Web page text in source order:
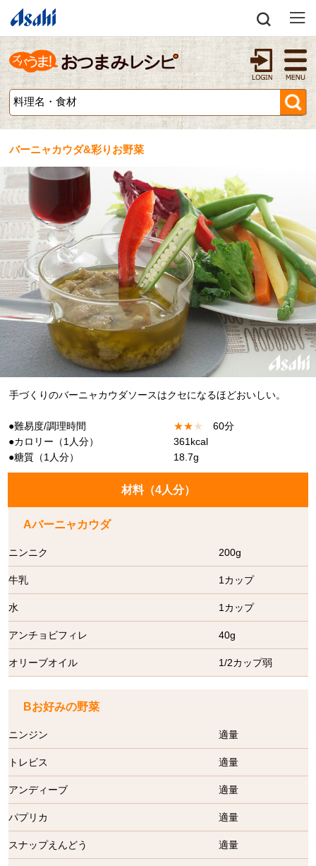
バーニャカウダ&彩りお野菜
手づくりのバーニャカウダソースはクセになるほどおいしい。
●難易度/調理時間 ★★★
60分
●カロリー（1人分）
361kcal
●糖質（1人分）
18.7g
材料（4人分）
Aバーニャカウダ
ニンニク 200g
牛乳 1カップ
水 1カップ
アンチョビフィレ 40g
オリーブオイル 1/2カップ弱
Bお好みの野菜
ニンジン 適量
トレビス 適量
アンディーブ 適量
パプリカ 適量
スナップえんどう 適量